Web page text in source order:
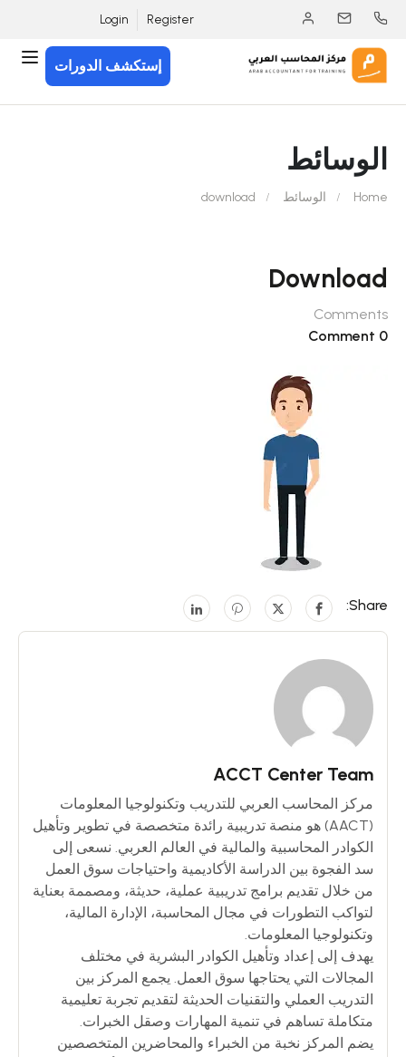
Register
Login
إستكشف الدورات
الوسائط
Home الوسائط download
Download
Comments
0 Comment
Share:
ACCT Center Team
مركز المحاسب العربي للتدريب وتكنولوجيا المعلومات
(AACT) هو منصة تدريبية رائدة متخصصة في تطوير وتأهيل
الكوادر المحاسبية والمالية في العالم العربي. نسعى إلى
سد الفجوة بين الدراسة الأكاديمية واحتياجات سوق العمل
من خلال تقديم برامج تدريبية عملية، حديثة، ومصممة بعناية
لتواكب التطورات في مجال المحاسبة، الإدارة المالية،
وتكنولوجيا المعلومات.
يهدف إلى إعداد وتأهيل الكوادر البشرية في مختلف
المجالات التي يحتاجها سوق العمل. يجمع المركز بين
التدريب العملي والتقنيات الحديثة لتقديم تجربة تعليمية
متكاملة تساهم في تنمية المهارات وصقل الخبرات.
يضم المركز نخبة من الخبراء والمحاضرين المتخصصين